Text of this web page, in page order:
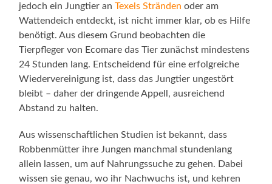
jedoch ein Jungtier anTexels Stränden oder am
Wattendeich entdeckt, ist nicht immer klar, ob es Hilfe
benötigt. Aus diesem Grund beobachten die
Tierpfleger von Ecomare das Tier zunächst mindestens
24 Stunden lang. Entscheidend für eine erfolgreiche
Wiedervereinigung ist, dass das Jungtier ungestört
bleibt – daher der dringende Appell, ausreichend
Abstand zu halten.
Aus wissenschaftlichen Studien ist bekannt, dass
Robbenmütter ihre Jungen manchmal stundenlang
allein lassen, um auf Nahrungssuche zu gehen. Dabei
wissen sie genau, wo ihr Nachwuchs ist, und kehren